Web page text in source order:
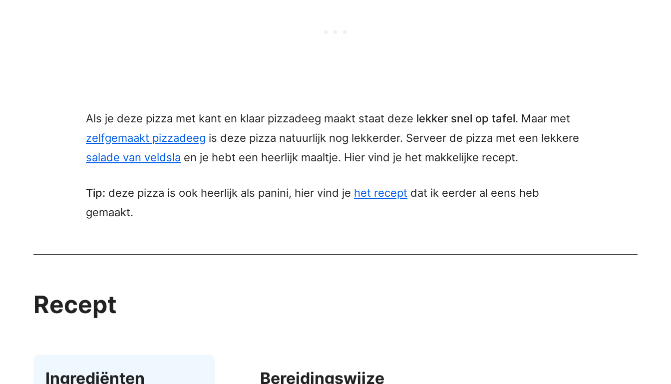
Als je deze pizza met kant en klaar pizzadeeg maakt staat deze lekker snel op tafel. Maar met
zelfgemaakt pizzadeeg is deze pizza natuurlijk nog lekkerder. Serveer de pizza met een lekkere
salade van veldsla en je hebt een heerlijk maaltje. Hier vind je het makkelijke recept.
Tip: deze pizza is ook heerlijk als panini, hier vind je het recept dat ik eerder al eens heb
gemaakt.
Recept
Ingrediënten Bereidingswijze